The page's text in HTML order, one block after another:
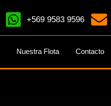
+569 9583 9596
Nuestra Flota Contacto